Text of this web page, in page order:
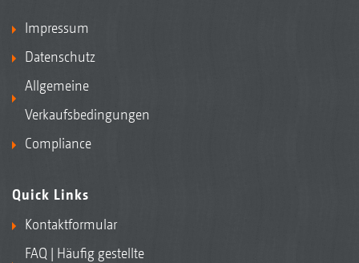
Impressum
Datenschutz
Allgemeine
Verkaufsbedingungen
Compliance
Quick Links
Kontaktformular
FAQ | Häufig gestellte